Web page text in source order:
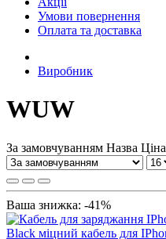
Умови повернення
Оплата та доставка
Виробник
WUW
За замовчуванням Назва Ціна
Ваша знижка: -41%